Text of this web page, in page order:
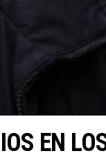
EN